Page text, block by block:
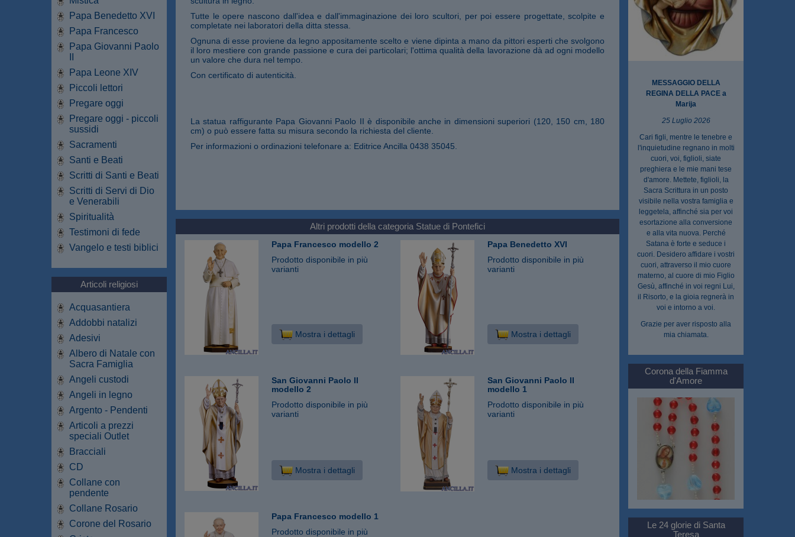
Papa Benedetto XVI
Papa Francesco
Papa Giovanni Paolo
Papa Leone XIV
Piccoli lettori
Pregare oggi
Pregare oggi - piccoli
sussidi
Sacramenti
Santi e Beati
Scritti di Santi e Beati
Scritti di Servi di Dio
e Venerabili
Spiritualità
Testimoni di fede
Vangelo e testi biblici
Articoli religiosi
Acquasantiera
Addobbi natalizi
Adesivi
Albero di Natale con
Sacra Famiglia
Angeli custodi
Angeli in legno
Argento - Pendenti
Articoli a prezzi
speciali Outlet
Bracciali
CD
Collane con
pendente
Collane Rosario
Corone del Rosario
Tutte le opere nascono dall'idea e dall'immaginazione dei loro scultori, per poi essere progettate, scolpite e
completate nei laboratori della ditta stessa.
Ognuna di esse proviene da legno appositamente scelto e viene dipinta a mano da pittori esperti che svolgono
il loro mestiere con grande passione e cura dei particolari; l'ottima qualità della lavorazione dà ad ogni modello
un valore che dura nel tempo.
Con certificato di autenticità.
La statua raffigurante Papa Giovanni Paolo II è disponibile anche in dimensioni superiori (120, 150 cm, 180
cm) o può essere fatta su misura secondo la richiesta del cliente.
Per informazioni o ordinazioni telefonare a: Editrice Ancilla 0438 35045.
Altri prodotti della categoria Statue di Pontefici
Papa Francesco modello 2
Prodotto disponibile in più
varianti
Mostra i dettagli
Papa Benedetto XVI
Prodotto disponibile in più
varianti
Mostra i dettagli
San Giovanni Paolo II
modello 2
Prodotto disponibile in più
varianti
Mostra i dettagli
San Giovanni Paolo II
modello 1
Prodotto disponibile in più
varianti
Mostra i dettagli
Papa Francesco modello 1
Prodotto disponibile in più
MESSAGGIO DELLA
REGINA DELLA PACE a
Marija
25 Luglio 2026
Cari figli, mentre le tenebre e
l'inquietudine regnano in molti
cuori, voi, figlioli, siate
preghiera e le mie mani tese
d'amore. Mettete, figlioli, la
Sacra Scrittura in un posto
visibile nella vostra famiglia e
leggetela, affinché sia per voi
esortazione alla conversione
e alla vita nuova. Perché
Satana è forte e seduce i
cuori. Desidero affidare i vostri
cuori, attraverso il mio cuore
materno, al cuore di mio Figlio
Gesù, affinché in voi regni Lui,
il Risorto, e la gioia regnerà in
voi e intorno a voi.
Grazie per aver risposto alla
mia chiamata.
Corona della Fiamma
d'Amore
Le 24 glorie di Santa
Teresa